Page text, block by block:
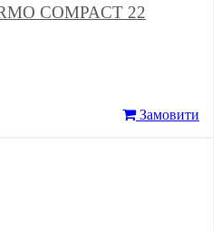
COMPACT 22
Замовити